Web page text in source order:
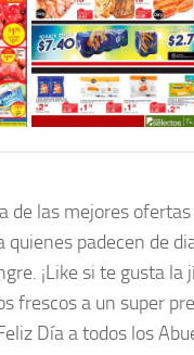
de las mejores
padecen de
¡Like si te gusta
frescos a un super
Día a todos los